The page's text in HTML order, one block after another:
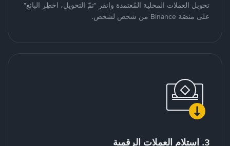
تحويل العملات المحلية المُعتمدة وانقر "تمّ التحويل، اخطِر البائع"
على منصّة Binance من شخص لشخص.
3. استلام العملات الرقمية